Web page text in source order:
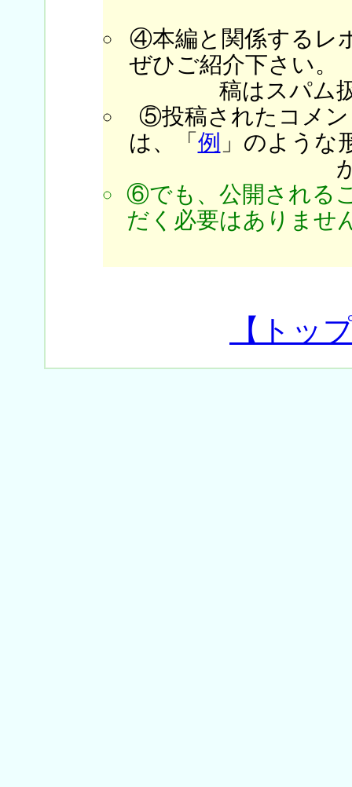
④本編と関係するレ
ぜひご紹介下さい。
稿はスパム
⑤投稿されたコメン
は、「 例 」のような
⑥でも、公開される
だく必要はありませ
【トッ